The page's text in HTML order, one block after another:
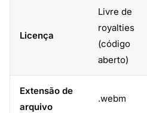
Licença
Livre de
royalties
(código
aberto)
Extensão de
arquivo
.webm